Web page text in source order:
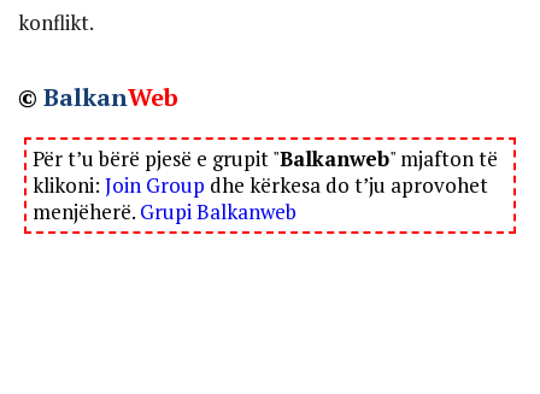
konflikt.
© BalkanWeb
Për t’u bërë pjesë e grupit "Balkanweb" mjafton të
klikoni: Join Group dhe kërkesa do t’ju aprovohet
menjëherë. Grupi Balkanweb